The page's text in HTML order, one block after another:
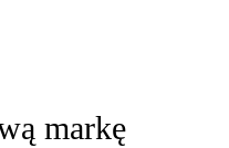
markę